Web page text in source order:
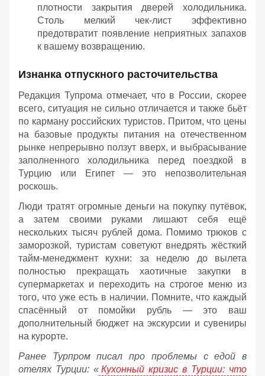
плотности закрытия дверей холодильника.
Столь мелкий чек-лист эффективно
предотвратит появление неприятных запахов
к вашему возвращению.
Изнанка отпускного расточительства
Редакция Тупрома отмечает, что в России, скорее
всего, ситуация не сильно отличается и также бьёт
по карману российских туристов. Притом, что цены
на базовые продукты питания на отечественном
рынке непрерывно ползут вверх, и выбрасывание
заполненного холодильника перед поездкой в
Турцию или Египет — это непозволительная
роскошь.
Люди тратят огромные деньги на покупку путёвок,
а затем своими руками лишают себя ещё
нескольких тысяч рублей дома. Помимо трюков с
заморозкой, туристам советуют внедрять жёсткий
тайм-менеджмент кухни: за неделю до вылета
полностью прекращать хаотичные закупки в
супермаркетах и переходить на строгое меню из
того, что уже есть в наличии. Помните, что каждый
спасённый от помойки рубль — это ваш
дополнительный бюджет на экскурсии и сувениры
на курорте.
Ранее Турпром писал про проблемы с едой в
отелях Турции: « Кухонный кризис в Турции: что